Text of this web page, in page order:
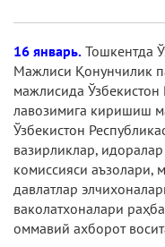
16 январь. Тошкентда
Мажлиси Қонунчилик
мажлисида
лавозимига киришиш
Ўзбекистон
вазирликлар,
комиссияси аъзолари,
давлатлар
ваколатхоналари
оммавий ахборот